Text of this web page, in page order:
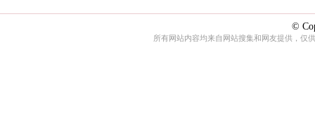
©
所有网站内容均来自网站搜集和网友提供，仅